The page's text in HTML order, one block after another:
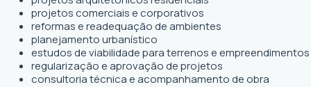
projetos comerciais e corporativos
reformas e readequação de ambientes
planejamento urbanístico
estudos de viabilidade para terrenos e empreendimentos
regularização e aprovação de projetos
consultoria técnica e acompanhamento de obra